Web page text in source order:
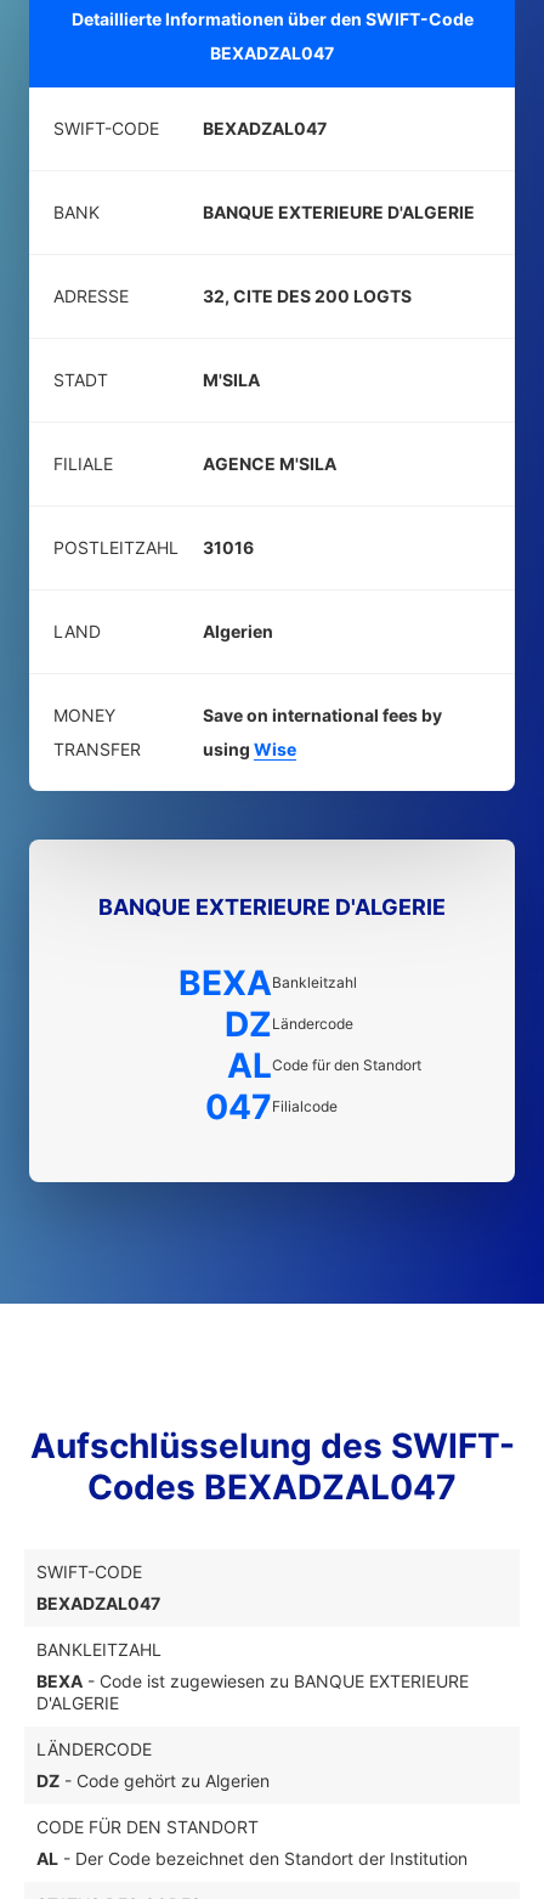
Detaillierte Informationen über den SWIFT-Code
BEXADZAL047
SWIFT-CODE BEXADZAL047
BANK BANQUE EXTERIEURE D'ALGERIE
ADRESSE 32, CITE DES 200 LOGTS
STADT M'SILA
FILIALE AGENCE M'SILA
POSTLEITZAHL 31016
LAND Algerien
MONEY
TRANSFER
Save on international fees by
using Wise
BANQUE EXTERIEURE D'ALGERIE
BEXABankleitzahl
DZLändercode
ALCode für den Standort
047Filialcode
Aufschlüsselung des SWIFT-
Codes BEXADZAL047
SWIFT-CODE
BEXADZAL047
BANKLEITZAHL
BEXA - Code ist zugewiesen zu BANQUE EXTERIEURE
D'ALGERIE
LÄNDERCODE
DZ - Code gehört zu Algerien
CODE FÜR DEN STANDORT
AL - Der Code bezeichnet den Standort der Institution